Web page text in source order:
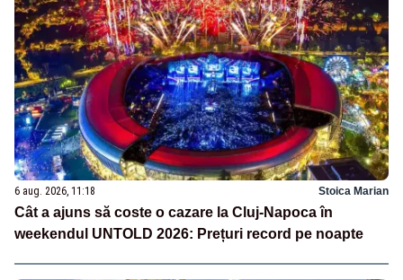
6 aug. 2026, 11:18 Stoica Marian
Cât a ajuns să coste o cazare la Cluj-Napoca în
weekendul UNTOLD 2026: Prețuri record pe noapte